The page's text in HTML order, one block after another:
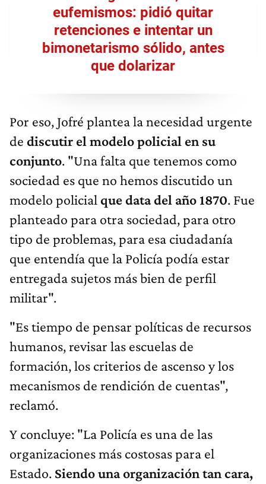
eufemismos: pidió quitar
retenciones e intentar un
bimonetarismo sólido, antes
que dolarizar
Por eso, Jofré plantea la necesidad urgente
de discutir el modelo policial en su
conjunto. "Una falta que tenemos como
sociedad es que no hemos discutido un
modelo policial que data del año 1870. Fue
planteado para otra sociedad, para otro
tipo de problemas, para esa ciudadanía
que entendía que la Policía podía estar
entregada sujetos más bien de perfil
militar".
"Es tiempo de pensar políticas de recursos
humanos, revisar las escuelas de
formación, los criterios de ascenso y los
mecanismos de rendición de cuentas",
reclamó.
Y concluye: "La Policía es una de las
organizaciones más costosas para el
Estado. Siendo una organización tan cara,